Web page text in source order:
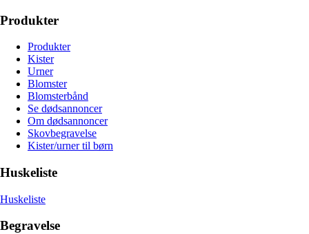
Produkter
Produkter
Kister
Urner
Blomster
Blomsterbånd
Se dødsannoncer
Om dødsannoncer
Skovbegravelse
Kister/urner til børn
Huskeliste
Huskeliste
Begravelse